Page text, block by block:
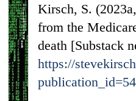
Kirsch, S.
from the
death [Substack
https://